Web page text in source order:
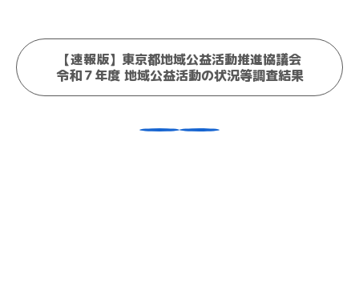
【速報版】東京都地域公益活動推進協議会
令和７年度 地域公益活動の状況等調査結果